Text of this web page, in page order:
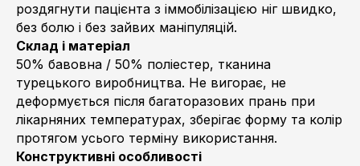
роздягнути пацієнта з іммобілізацією ніг швидко,
без болю і без зайвих маніпуляцій.
Склад і матеріал
50% бавовна / 50% поліестер, тканина
турецького виробництва. Не вигорає, не
деформується після багаторазових прань при
лікарняних температурах, зберігає форму та колір
протягом усього терміну використання.
Конструктивні особливості